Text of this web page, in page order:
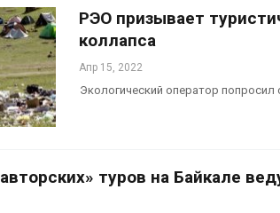
РЭО призывает
коллапса
Апр 15, 2022
Экологический оператор
туров на Байкале